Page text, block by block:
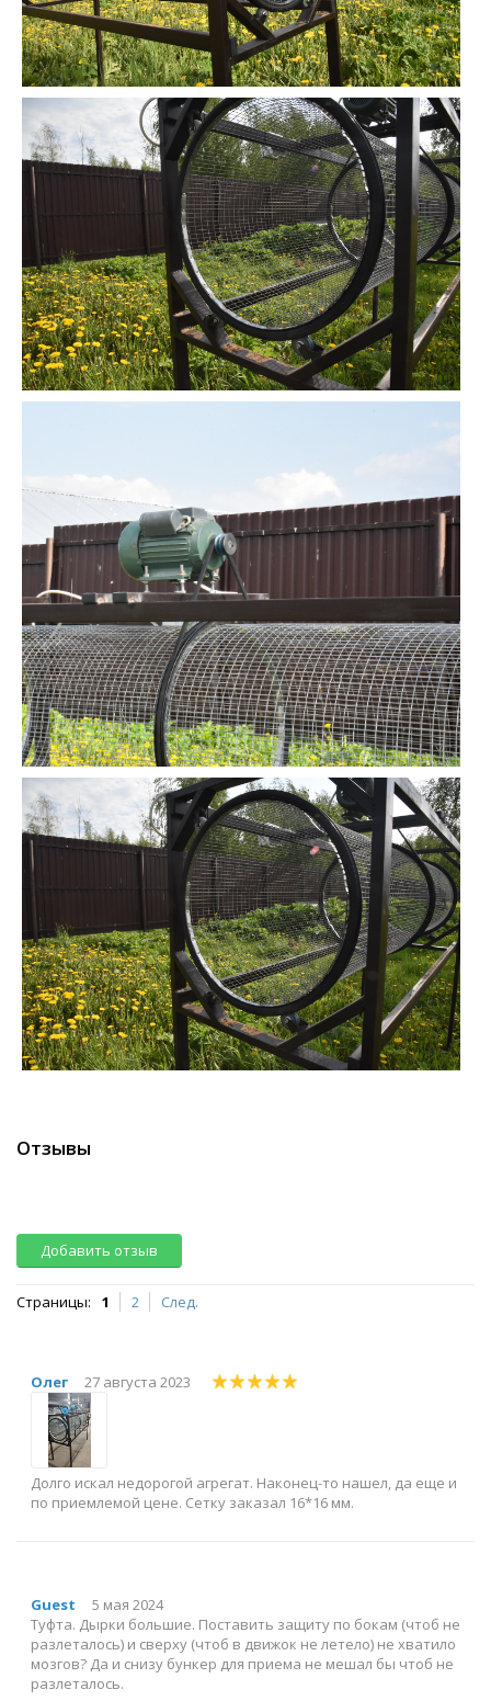
Отзывы
Добавить отзыв
Страницы: 1 2 След.
Олег 27 августа 2023
Долго искал недорогой агрегат. Наконец-то нашел, да еще и
по приемлемой цене. Сетку заказал 16*16 мм.
Guest
5 мая 2024
Туфта. Дырки большие. Поставить защиту по бокам (чтоб не
разлеталось) и сверху (чтоб в движок не летело) не хватило
мозгов? Да и снизу бункер для приема не мешал бы чтоб не
разлеталось.